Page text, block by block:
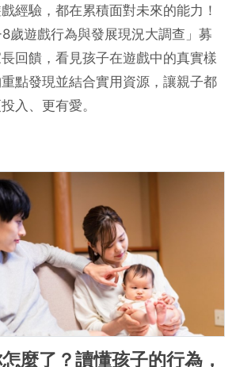
經驗，都在累積面對未來的能力！
歲遊戲行為與發展現況大調查」募
回饋，看見孩子在遊戲中的真實樣
點發現並結合實用資源，讓親子都
入、更有愛。
麼了？讀懂孩子的行為，